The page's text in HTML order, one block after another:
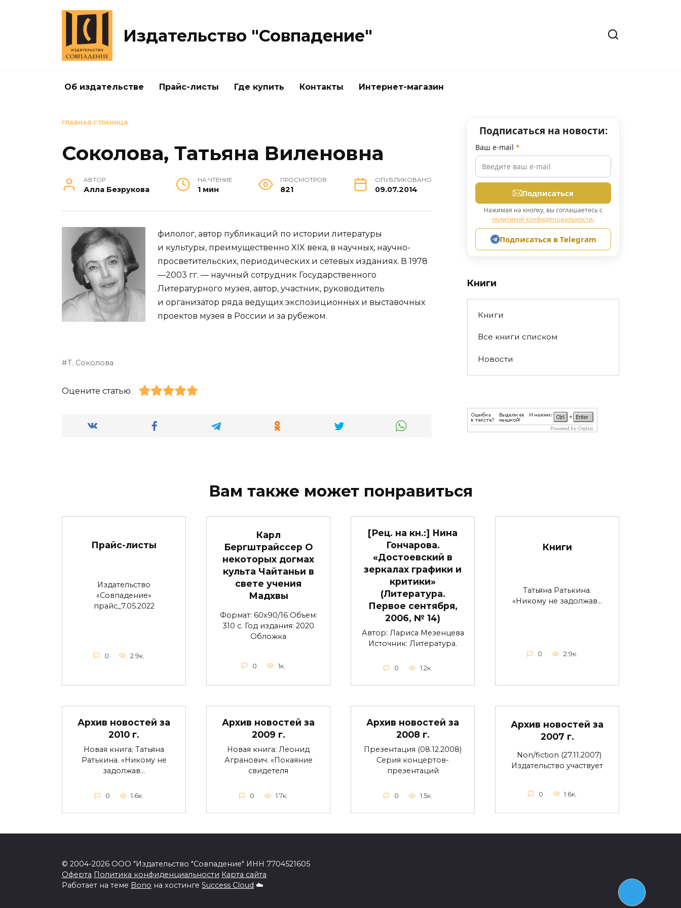
Издательство "Совпадение"
Об издательстве Прайс-листы Где купить Контакты Интернет-магазин
ГЛАВНАЯ СТРАНИЦА
Соколова, Татьяна Виленовна
АВТОР
Алла Безрукова
НА ЧТЕНИЕ
1 мин
ПРОСМОТРОВ
821
ОПУБЛИКОВАНО
09.07.2014
филолог, автор публикаций по истории литературы
и культуры, преимущественно XIX века, в научных, научно-
просветительских, периодических и сетевых изданиях. В 1978
—2003 гг. — научный сотрудник Государственного
Литературного музея, автор, участник, руководитель
и организатор ряда ведущих экспозиционных и выставочных
проектов музея в России и за рубежом.
Т. Соколова
Оцените статью
Подписаться на новости:
Ваш e-mail *
Подписаться
Нажимая на кнопку, вы соглашаетесь с
политикой конфиденциальности.
Подписаться в Telegram
Книги
Книги
Все книги списком
Новости
Вам также может понравиться
Прайс-листы
Издательство
«Совпадение»
прайс_7.05.2022
0 2.9к.
Карл
Бергштрайссер О
некоторых догмах
культа Чайтаньи в
свете учения
Мадхвы
Формат: 60х90/16 Объем:
310 с. Год издания: 2020
Обложка
0 1к.
[Рец. на кн.:] Нина
Гончарова.
«Достоевский в
зеркалах графики и
критики»
(Литература.
Первое сентября,
2006, № 14)
Автор: Лариса Мезенцева
Источник: Литература.
0 1.2к.
Книги
Татьяна Ратькина.
«Никому не задолжав…
0 2.9к.
Архив новостей за
2010 г.
Новая книга: Татьяна
Ратькина. «Никому не
задолжав…
0 1.6к.
Архив новостей за
2009 г.
Новая книга: Леонид
Агранович. «Покаяние
свидетеля
0 1.7к.
Архив новостей за
2008 г.
Презентация (08.12.2008)
Серия концертов-
презентаций
0 1.5к.
Архив новостей за
2007 г.
Non/fiction (27.11.2007)
Издательство участвует
0 1.6к.
© 2004-2026 ООО "Издательство "Совпадение" ИНН 7704521605
Оферта Политика конфиденциальности Карта сайта
Работает на теме Bono на хостинге Success Cloud ☁️